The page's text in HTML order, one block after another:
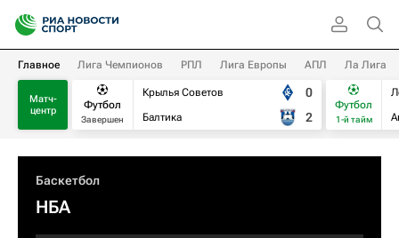
Главное Лига Чемпионов РПЛ Лига Европы АПЛ Ла Лига
Матч-
центр
Футбол
Завершен
Крылья Советов
Балтика
0
2
Футбол
1-й тайм
Баскетбол
НБА